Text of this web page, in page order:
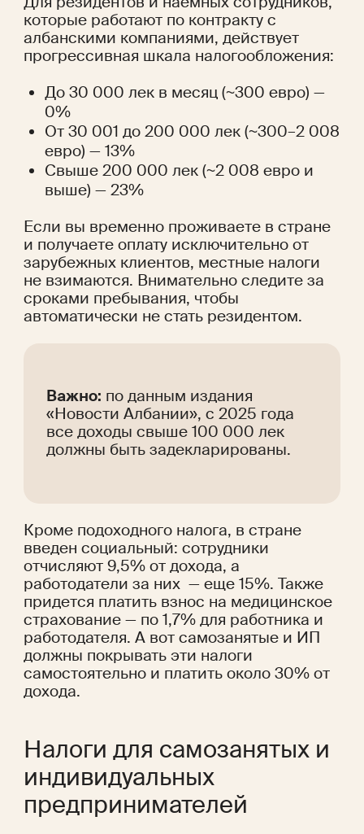
которые работают по контракту с
албанскими компаниями, действует
прогрессивная шкала налогообложения:
До 30 000 лек в месяц (~300 евро) —
0%
От 30 001 до 200 000 лек (~300–2 008
евро) — 13%
Свыше 200 000 лек (~2 008 евро и
выше) — 23%
Если вы временно проживаете в стране
и получаете оплату исключительно от
зарубежных клиентов, местные налоги
не взимаются. Внимательно следите за
сроками пребывания, чтобы
автоматически не стать резидентом.
Важно: по данным издания
«Новости Албании», с 2025 года
все доходы свыше 100 000 лек
должны быть задекларированы.
Кроме подоходного налога, в стране
введен социальный: сотрудники
отчисляют 9,5% от дохода, а
работодатели за них  — еще 15%. Также
придется платить взнос на медицинское
страхование — по 1,7% для работника и
работодателя. А вот самозанятые и ИП
должны покрывать эти налоги
самостоятельно и платить около 30% от
дохода.
Налоги для самозанятых и
индивидуальных
предпринимателей